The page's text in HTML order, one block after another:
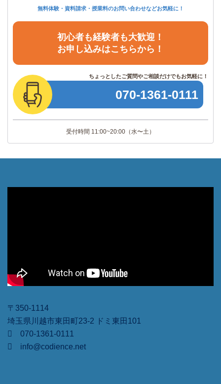
無料体験・資料請求・授業料のお問い合わせなどお気軽に！
初心者も経験者も大歓迎！
お申し込みはこちらから！
ちょっとしたご質問やご相談だけでもお気軽に！
070-1361-0111
受付時間 11:00~20:00 （水〜土）
〒350-1114
埼玉県川越市東田町23-2 ドミ東田101
070-1361-0111
info@codience.net